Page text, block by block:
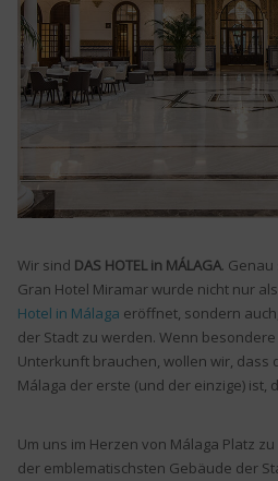
Wir sind DAS HOTEL in MÁLAGA. Genau
Gran Hotel Miramar wurde nicht nur
Hotel in Málaga eröffnet, sondern
der Stadt zu werden. Wenn
Unterkunft brauchen, wollen wir, dass
Málaga der erste (und der einzige) ist,
Um uns im Herzen von Málaga Platz
der emblematischsten Gebäude der